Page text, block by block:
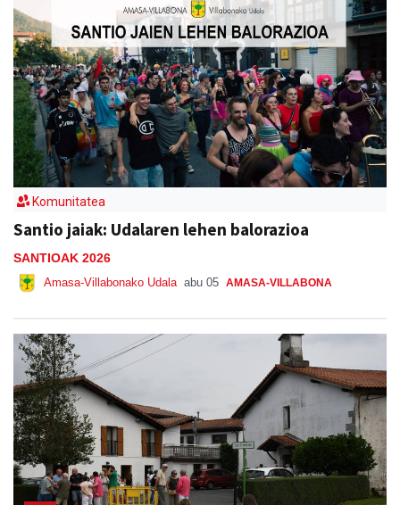
Komunitatea
Santio jaiak: Udalaren lehen balorazioa
SANTIOAK 2026
Amasa-Villabonako Udala abu 05 AMASA-VILLABONA